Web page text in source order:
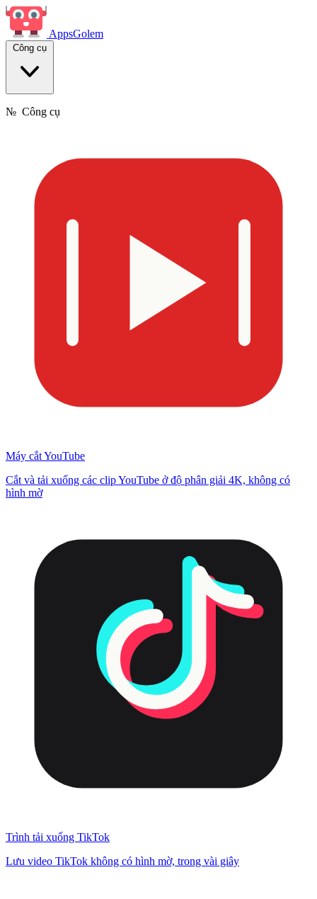
AppsGolem
Công cụ
№ Công cụ
Máy cắt YouTube
Cắt và tải xuống các clip YouTube ở độ phân giải 4K, không có
hình mờ
Trình tải xuống TikTok
Lưu video TikTok không có hình mờ, trong vài giây